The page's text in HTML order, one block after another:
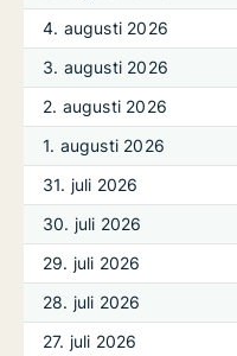
4. augusti 2026
3. augusti 2026
2. augusti 2026
1. augusti 2026
31. juli 2026
30. juli 2026
29. juli 2026
28. juli 2026
27. juli 2026